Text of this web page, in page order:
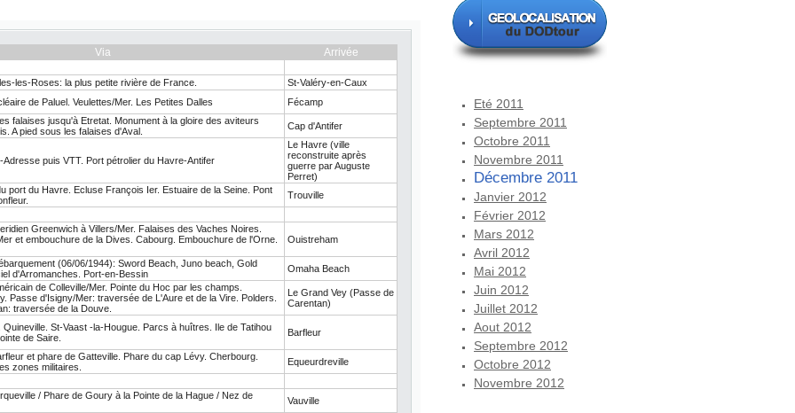
Eté 2011
Septembre 2011
Octobre 2011
Novembre 2011
Décembre 2011
Janvier 2012
Février 2012
Mars 2012
Avril 2012
Mai 2012
Juin 2012
Juillet 2012
Aout 2012
Septembre 2012
Octobre 2012
Novembre 2012
Via Arrivée
les-Roses: la plus petite rivière de France.
St-Valéry-en-Caux
de Paluel. Veulettes/Mer. Les Petites Dalles
Fécamp
falaises jusqu'à Etretat. Monument à la gloire des aviteurs
A pied sous les falaises d'Aval.
Cap d'Antifer
Adresse puis VTT. Port pétrolier du Havre-Antifer
Le Havre (ville
reconstruite après
guerre par Auguste
Perret)
port du Havre. Ecluse François Ier. Estuaire de la Seine. Pont
Trouville
Greenwich à Villers/Mer. Falaises des Vaches Noires.
et embouchure de la Dives. Cabourg. Embouchure de l'Orne.
Ouistreham
(06/06/1944): Sword Beach, Juno beach, Gold
d'Arromanches. Port-en-Bessin
Omaha Beach
de Colleville/Mer. Pointe du Hoc par les champs.
Passe d'Isigny/Mer: traversée de L'Aure et de la Vire. Polders.
traversée de la Douve.
Le Grand Vey (Passe de
Carentan)
Quineville. St-Vaast -la-Hougue. Parcs à huîtres. Ile de Tatihou
de Saire.
Barfleur
et phare de Gatteville. Phare du cap Lévy. Cherbourg.
zones militaires.
Equeurdreville
/ Phare de Goury à la Pointe de la Hague / Nez de Vauville